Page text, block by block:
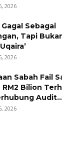
2026
Gagal Sebagai
Tapi
2026
Sabah Fail
RM2 Bilion
2026